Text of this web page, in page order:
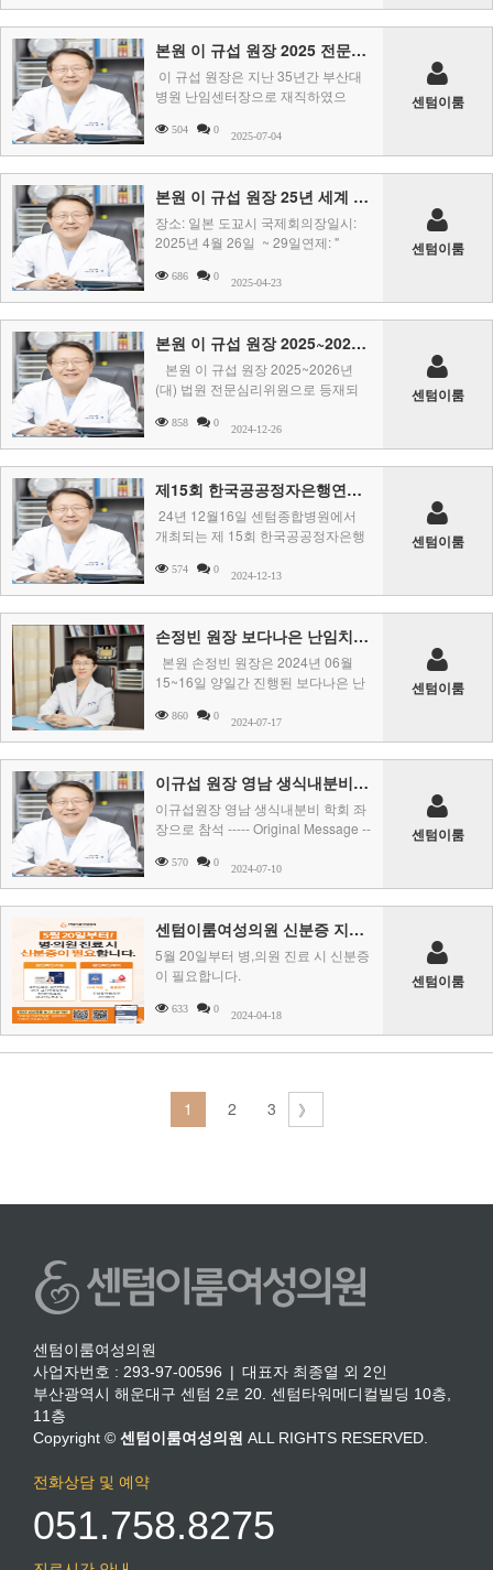
본원 이 규섭 원장 2025 전문자 초청강연 패널로 참석
이 규섭 원장은 지난 35년간 부산대
병원 난임센터장으로 재직하였으
504 0
2025-07-04
센텀이룸
본원 이 규섭 원장 25년 세계 생식의학회(IFFS) 논문 발표자로 참석
장소: 일본 도꾜시 국제회의장일시:
2025년 4월 26일 ~ 29일연제: "
686 0
2025-04-23
센텀이룸
본원 이 규섭 원장 2025~2026년 (대) 법원 전문심리위원으로 등재
본원 이 규섭 원장 2025~2026년
(대) 법원 전문심리위원으로 등재되
858 0
2024-12-26
센텀이룸
제15회 한국공공정자은행연구원 학술대회에 사회적 난자동결의유용성에 대해 본원 이규섭원장 발표
24년 12월16일 센텀종합병원에서
개최되는 제 15회 한국공공정자은행
이 ..574 0
2024-12-13
센텀이룸
손정빈 원장 보다나은 난임치료를 위한 Gen D ART Symposium(폴리트로핀 델타 주의적합성, 안정성 및 효용성에 대한토론)에 패널로 참석
본원 손정빈 원장은 2024년 06월
15~16일 양일간 진행된 보다나은 난
860 0
2024-07-17
센텀이룸
이규섭 원장 영남 생식내분비 학회 좌장으로 참석
이규섭원장 영남 생식내분비 학회 좌
장으로 참석 ----- Original Message --
570 0
2024-07-10
센텀이룸
센텀이룸여성의원 신분증 지참 안내
5월 20일부터 병,의원 진료 시 신분증
이 필요합니다.
633 0
2024-04-18
센텀이룸
1 2 3 》
센텀이룸여성의원
사업자번호 : 293-97-00596 | 대표자 최종열 외 2인
부산광역시 해운대구 센텀 2로 20. 센텀타워메디컬빌딩 10층,
11층
Copyright © 센텀이룸여성의원 ALL RIGHTS RESERVED.
전화상담 및 예약
051.758.8275